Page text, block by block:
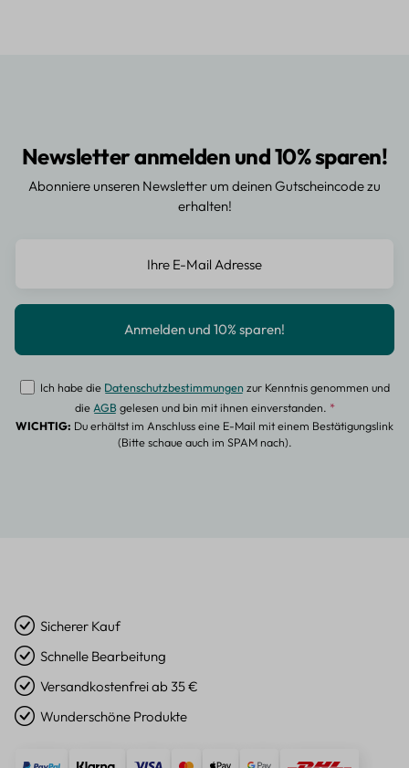
Newsletter anmelden und 10% sparen!
Abonniere unseren Newsletter um deinen Gutscheincode zu
erhalten!
Ich habe die Datenschutzbestimmungenzur Kenntnis genommen und
dieAGBgelesen und bin mit ihnen einverstanden. *
WICHTIG: Du erhältst im Anschluss eine E-Mail mit einem Bestätigungslink
(Bitte schaue auch im SPAM nach).
Sicherer Kauf
Schnelle Bearbeitung
Versandkostenfrei ab 35 €
Wunderschöne Produkte